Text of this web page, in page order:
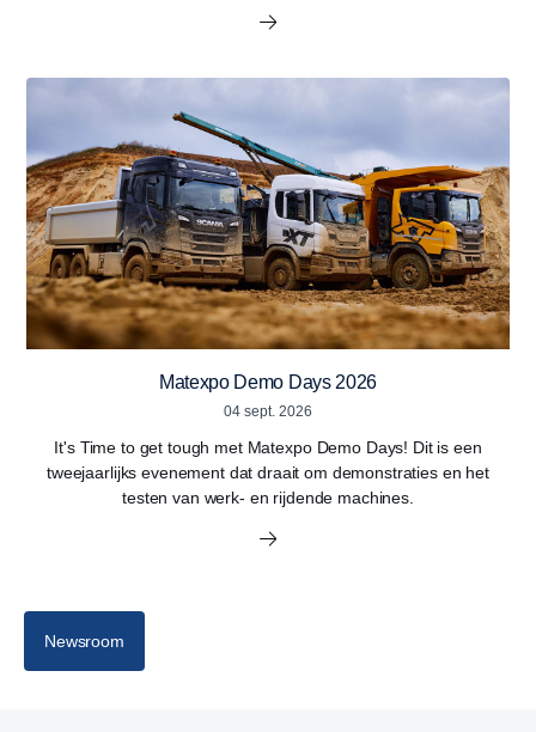
Matexpo Demo Days 2026
04 sept. 2026
It's Time to get tough met Matexpo Demo Days! Dit is een
tweejaarlijks evenement dat draait om demonstraties en het
testen van werk- en rijdende machines.
Newsroom